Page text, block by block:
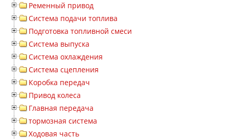
Ременный привод
Система подачи топлива
Подготовка топливной смеси
Система выпуска
Система охлаждения
Система сцепления
Коробка передач
Привод колеса
Главная передача
тормозная система
Ходовая часть